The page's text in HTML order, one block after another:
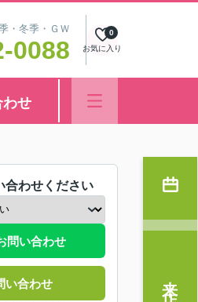
・冬季・ＧＷ
0088 お気に入り
0
わせ
合わせください
問い合わせ
い合わせ 来店予約